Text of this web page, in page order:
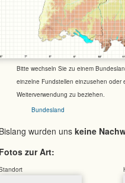
Bitte wechseln Sie zu einem
einzelne Fundstellen einzusehen oder
Weiterverwendung zu beziehen.
Bundesland
wurden uns keine
zur Art: